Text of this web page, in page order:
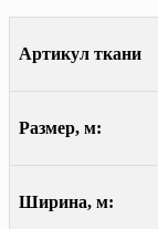
Артикул ткани
Размер, м:
Ширина, м: